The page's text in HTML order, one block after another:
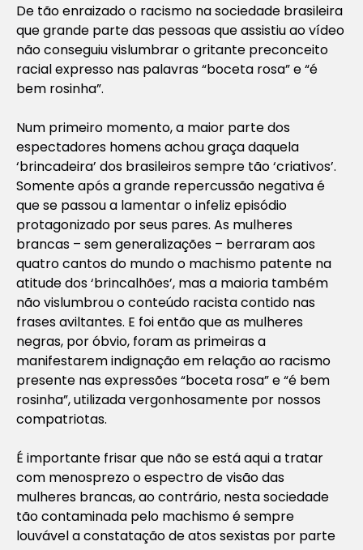
De tão enraizado o racismo na sociedade brasileira
que grande parte das pessoas que assistiu ao vídeo
não conseguiu vislumbrar o gritante preconceito
racial expresso nas palavras “boceta rosa” e “é
bem rosinha”.
Num primeiro momento, a maior parte dos
espectadores homens achou graça daquela
‘brincadeira’ dos brasileiros sempre tão ‘criativos’.
Somente após a grande repercussão negativa é
que se passou a lamentar o infeliz episódio
protagonizado por seus pares. As mulheres
brancas – sem generalizações – berraram aos
quatro cantos do mundo o machismo patente na
atitude dos ‘brincalhões’, mas a maioria também
não vislumbrou o conteúdo racista contido nas
frases aviltantes. E foi então que as mulheres
negras, por óbvio, foram as primeiras a
manifestarem indignação em relação ao racismo
presente nas expressões “boceta rosa” e “é bem
rosinha”, utilizada vergonhosamente por nossos
compatriotas.
É importante frisar que não se está aqui a tratar
com menosprezo o espectro de visão das
mulheres brancas, ao contrário, nesta sociedade
tão contaminada pelo machismo é sempre
louvável a constatação de atos sexistas por parte